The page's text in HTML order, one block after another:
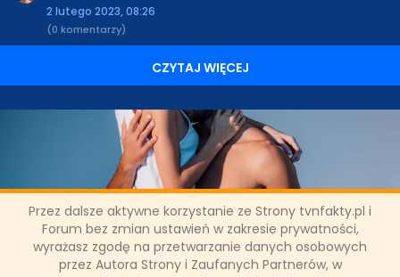
Przez dalsze aktywne korzystanie ze Strony tvnfakty.pl i
Forum bez zmian ustawień w zakresie prywatności,
wyrażasz zgodę na przetwarzanie danych osobowych
przez Autora Strony i Zaufanych Partnerów, w
2 lutego 2023, 08:26
(0 komentarzy)
CZYTAJ WIĘCEJ
Tabletka dzień po - czy może
wpłynąć na płodność kobiety?